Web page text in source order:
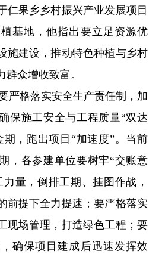
仁果乡乡村振兴产业发展项目
基地，他指出要立足资源优
施建设，推动特色种植与乡村
众增收致富。
严格落实安全生产责任制，加
保施工安全与工程质量“双达
，跑出项目“加速度”。当前
，各参建单位要树牢“交账意
量，倒排工期、挂图作战，
前提下全力提速；要严格落实
现场管理，打造绿色工程；要
确保项目建成后迅速发挥效